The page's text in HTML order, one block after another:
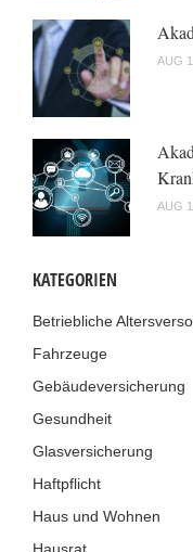
AUG
AUG
KATEGORIEN
Betriebliche
Fahrzeuge
Gebäudeversicherung
Gesundheit
Glasversicherung
Haftpflicht
Haus und Wohnen